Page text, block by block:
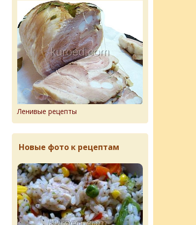
Ленивые рецепты
Новые фото к рецептам